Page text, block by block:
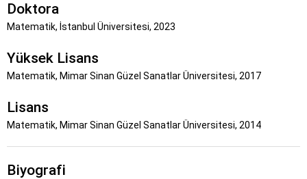
Doktora
Matematik, İstanbul Üniversitesi, 2023
Yüksek Lisans
Matematik, Mimar Sinan Güzel Sanatlar Üniversitesi, 2017
Lisans
Matematik, Mimar Sinan Güzel Sanatlar Üniversitesi, 2014
Biyografi